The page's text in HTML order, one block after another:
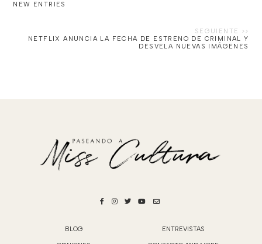
NEW ENTRIES
NETFLIX ANUNCIA LA FECHA DE ESTRENO DE CRIMINAL Y
DESVELA NUEVAS IMÁGENES
BLOG ENTREVISTAS